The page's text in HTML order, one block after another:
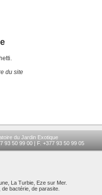
du site
du Jardin Exotique
93 50 99 00 | F. +377 93 50 99 05
La Turbie, Eze sur Mer.
bactérie, de parasite.